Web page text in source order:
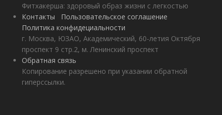
Фитхакерша: здоровый образ жизни с легкостью
Контакты
Пользовательское соглашение
Политика конфидециальности
г. Москва, ЮЗАО, Академический, 60-летия Октября
проспект 9 стр.2, м. Ленинский проспект
Обратная связь
Копирование разрешено при указании обратной
гиперссылки.